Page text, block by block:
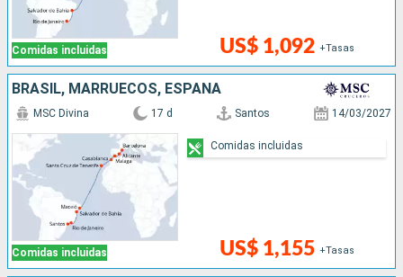
Comidas incluidas US$ 1,092 +Tasas
BRASIL, MARRUECOS, ESPAÑA
Comidas incluidas
MSC Divina 17 d Santos 14/03/2027
US$ 1,155 +Tasas
Comidas incluidas